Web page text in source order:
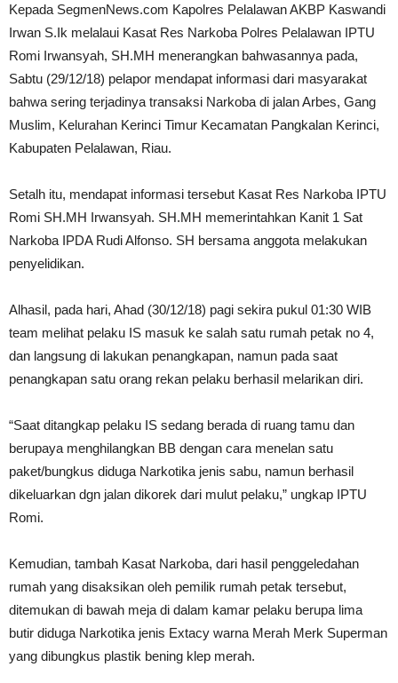
Kepada SegmenNews.com Kapolres Pelalawan AKBP Kaswandi
Irwan S.Ik melalaui Kasat Res Narkoba Polres Pelalawan IPTU
Romi Irwansyah, SH.MH menerangkan bahwasannya pada,
Sabtu (29/12/18) pelapor mendapat informasi dari masyarakat
bahwa sering terjadinya transaksi Narkoba di jalan Arbes, Gang
Muslim, Kelurahan Kerinci Timur Kecamatan Pangkalan Kerinci,
Kabupaten Pelalawan, Riau.
Setalh itu, mendapat informasi tersebut Kasat Res Narkoba IPTU
Romi SH.MH Irwansyah. SH.MH memerintahkan Kanit 1 Sat
Narkoba IPDA Rudi Alfonso. SH bersama anggota melakukan
penyelidikan.
Alhasil, pada hari, Ahad (30/12/18) pagi sekira pukul 01:30 WIB
team melihat pelaku IS masuk ke salah satu rumah petak no 4,
dan langsung di lakukan penangkapan, namun pada saat
penangkapan satu orang rekan pelaku berhasil melarikan diri.
“Saat ditangkap pelaku IS sedang berada di ruang tamu dan
berupaya menghilangkan BB dengan cara menelan satu
paket/bungkus diduga Narkotika jenis sabu, namun berhasil
dikeluarkan dgn jalan dikorek dari mulut pelaku,” ungkap IPTU
Romi.
Kemudian, tambah Kasat Narkoba, dari hasil penggeledahan
rumah yang disaksikan oleh pemilik rumah petak tersebut,
ditemukan di bawah meja di dalam kamar pelaku berupa lima
butir diduga Narkotika jenis Extacy warna Merah Merk Superman
yang dibungkus plastik bening klep merah.